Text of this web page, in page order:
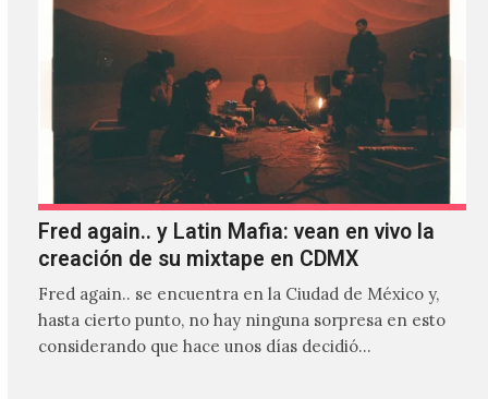
Fred again.. y Latin Mafia: vean en vivo la
creación de su mixtape en CDMX
Fred again.. se encuentra en la Ciudad de México y,
hasta cierto punto, no hay ninguna sorpresa en esto
considerando que hace unos días decidió…